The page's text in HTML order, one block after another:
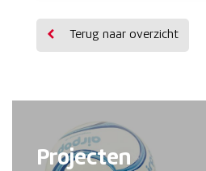
Terug naar overzicht
Projecten